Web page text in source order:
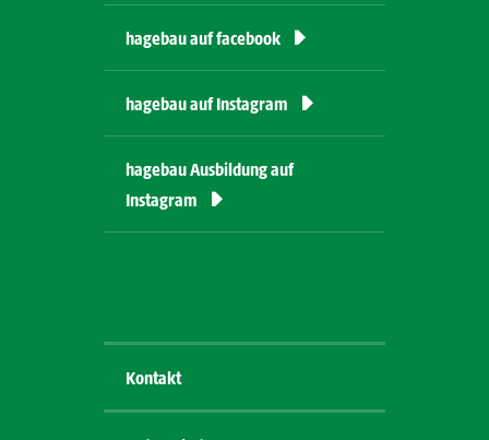
hagebau auffacebook
hagebau auf Instagram
hagebau Ausbildung auf
Instagram
Kontakt